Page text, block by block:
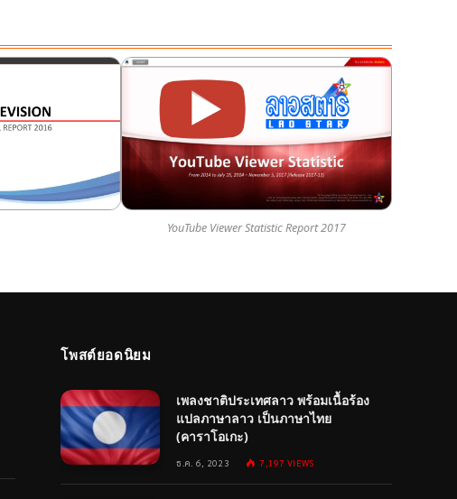
YouTube Viewer Statistic Report 2017
โพสต์ยอดนิยม
เพลงชาติประเทศลาว พร้อมเนื้อร้อง
แปลภาษาลาว เป็นภาษาไทย
(คาราโอเกะ)
ธ.ค. 6, 2023 7,197VIEWS